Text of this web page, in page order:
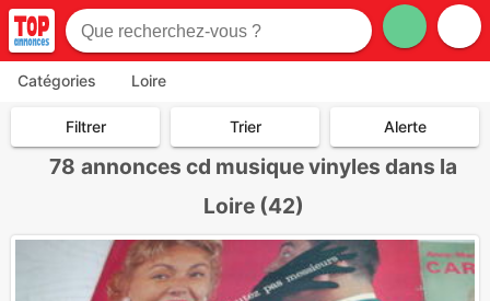
Catégories Loire
Filtrer Trier Alerte
78 annonces cd musique vinyles dans la
Loire (42)